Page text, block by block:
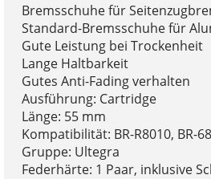
Bremsschuhe für
Standard-Bremsschuhe für
Gute Leistung bei Trockenheit
Lange Haltbarkeit
Gutes Anti-Fading verhalten
Ausführung: Cartridge
Länge: 55 mm
Kompatibilität: BR-R8010, BR-
Gruppe: Ultegra
Federhärte: 1 Paar, inklusive